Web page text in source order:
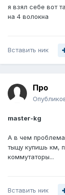
я взял себе вот
на 4 волокна
Вставить ник
Про
master-kg
А в чем проблема
тыщу купишь км,
коммутаторы...
Вставить ник